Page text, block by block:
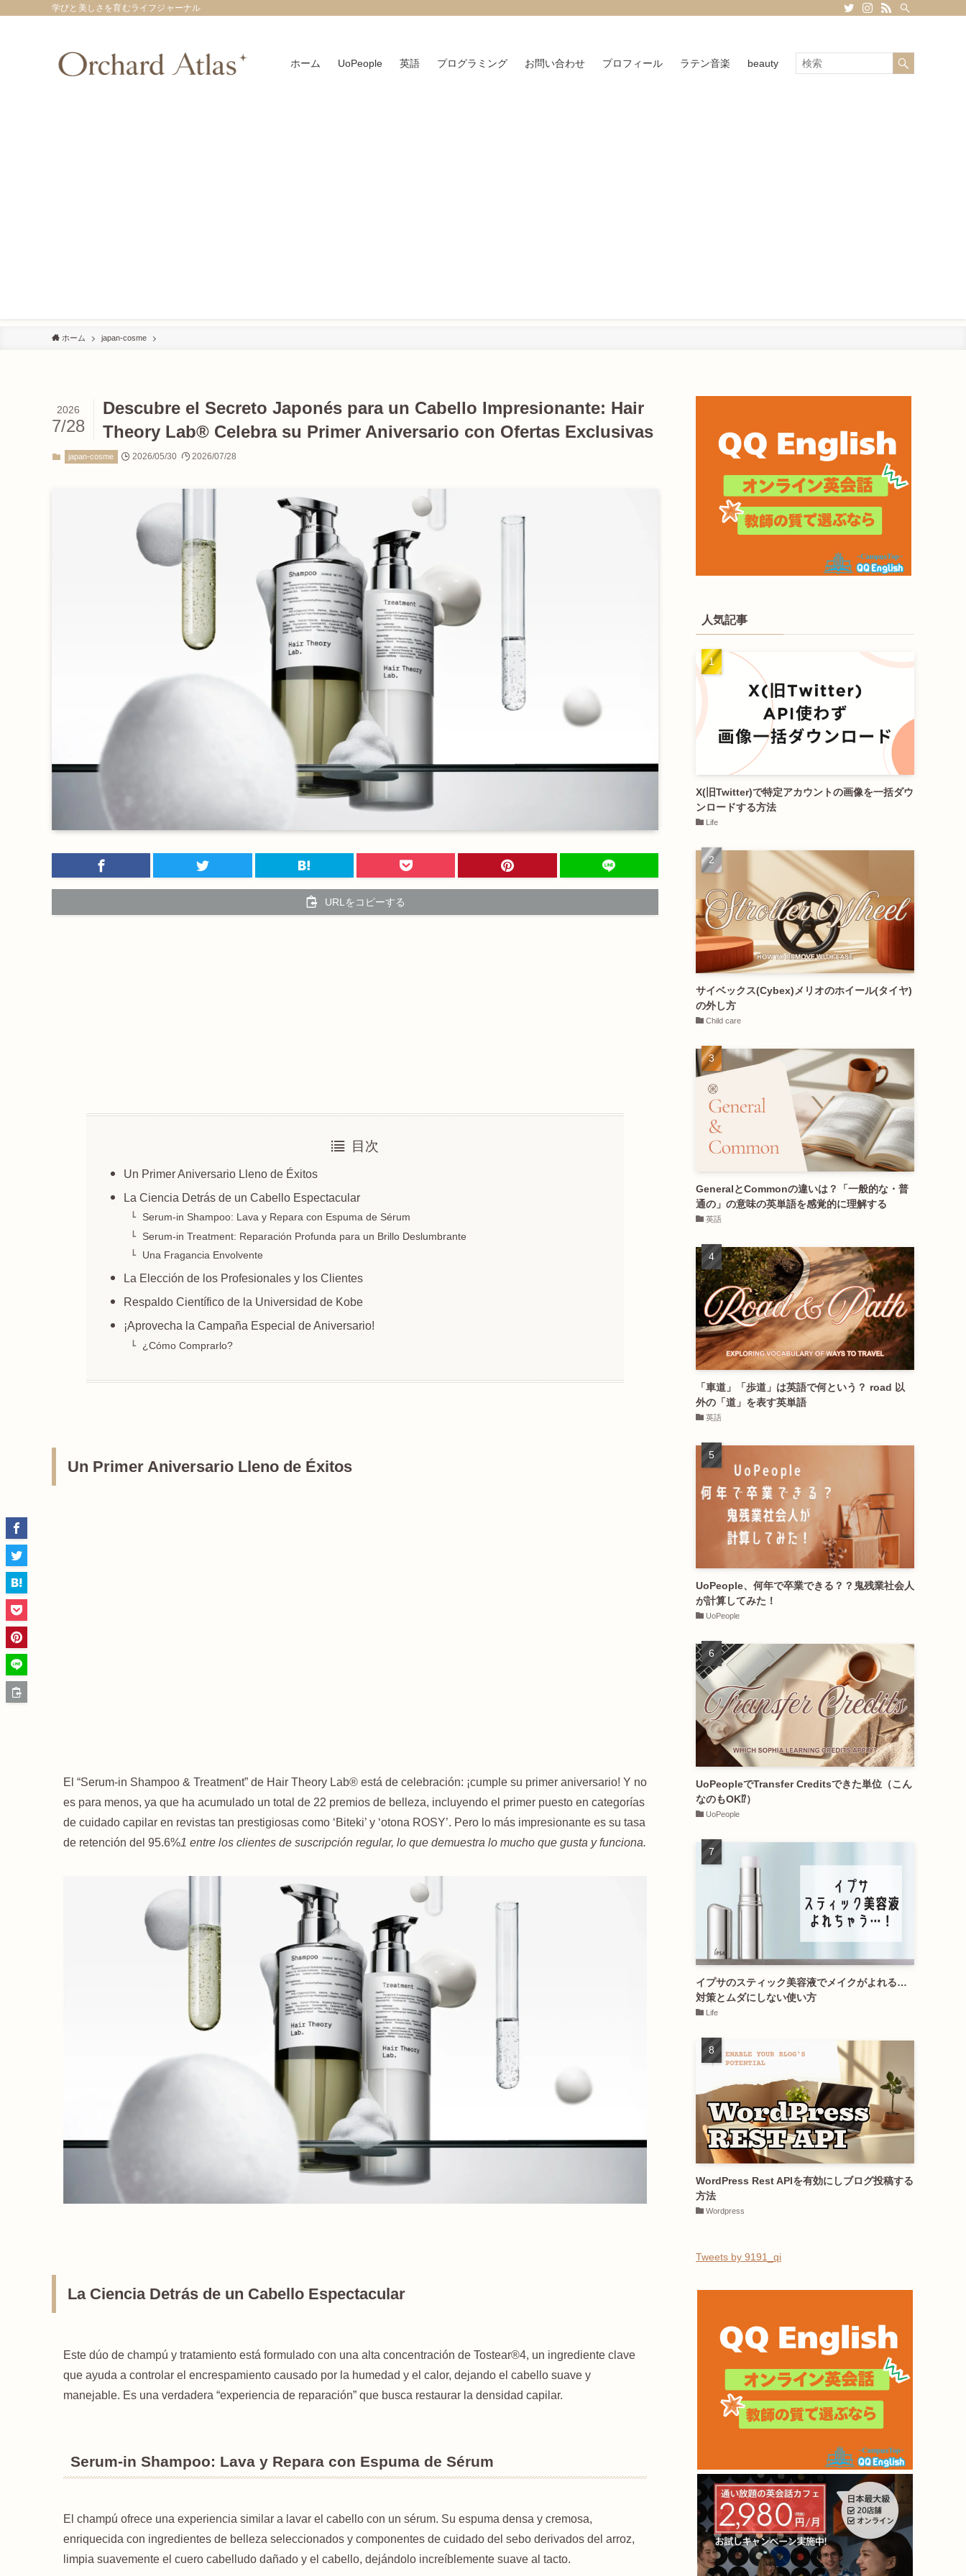
学びと美しさを育むライフジャーナル
ホーム UoPeople 英語 プログラミング お問い合わせ プロフィール ラテン音楽 beauty
ホーム japan-cosme
Descubre el Secreto Japonés para un Cabello Impresionante: Hair
Theory Lab® Celebra su Primer Aniversario con Ofertas Exclusivas
2026
7/28
japan-cosme 2026/05/30 2026/07/28
URLをコピーする
目次
Un Primer Aniversario Lleno de Éxitos
La Ciencia Detrás de un Cabello Espectacular
Serum-in Shampoo: Lava y Repara con Espuma de Sérum
Serum-in Treatment: Reparación Profunda para un Brillo Deslumbrante
Una Fragancia Envolvente
La Elección de los Profesionales y los Clientes
Respaldo Científico de la Universidad de Kobe
¡Aprovecha la Campaña Especial de Aniversario!
¿Cómo Comprarlo?
Un Primer Aniversario Lleno de Éxitos
El “Serum-in Shampoo & Treatment” de Hair Theory Lab® está de celebración: ¡cumple su primer aniversario! Y no
es para menos, ya que ha acumulado un total de 22 premios de belleza, incluyendo el primer puesto en categorías
de cuidado capilar en revistas tan prestigiosas como ‘Biteki’ y ‘otona ROSY’. Pero lo más impresionante es su tasa
de retención del 95.6%1 entre los clientes de suscripción regular, lo que demuestra lo mucho que gusta y funciona.
La Ciencia Detrás de un Cabello Espectacular
Este dúo de champú y tratamiento está formulado con una alta concentración de Tostear®4, un ingrediente clave
que ayuda a controlar el encrespamiento causado por la humedad y el calor, dejando el cabello suave y
manejable. Es una verdadera “experiencia de reparación” que busca restaurar la densidad capilar.
Serum-in Shampoo: Lava y Repara con Espuma de Sérum
El champú ofrece una experiencia similar a lavar el cabello con un sérum. Su espuma densa y cremosa,
enriquecida con ingredientes de belleza seleccionados y componentes de cuidado del sebo derivados del arroz,
limpia suavemente el cuero cabelludo dañado y el cabello, dejándolo increíblemente suave al tacto.
人気記事
X(旧Twitter)で特定アカウントの画像を一括ダウ
ンロードする方法
Life
サイベックス(Cybex)メリオのホイール(タイヤ)
の外し方
Child care
GeneralとCommonの違いは？「一般的な・普
通の」の意味の英単語を感覚的に理解する
英語
「車道」「歩道」は英語で何という？ road 以
外の「道」を表す英単語
英語
UoPeople、何年で卒業できる？？鬼残業社会人
が計算してみた！
UoPeople
UoPeopleでTransfer Creditsできた単位（こん
なのもOK⁉︎）
UoPeople
イプサのスティック美容液でメイクがよれる…
対策とムダにしない使い方
Life
WordPress Rest APIを有効にしブログ投稿する
方法
Wordpress
Tweets by 9191_qi